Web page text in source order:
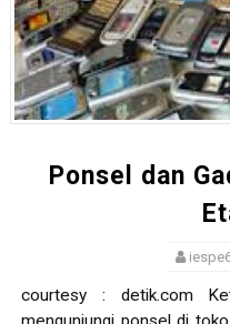
Ponsel dan
courtesy : detik.com